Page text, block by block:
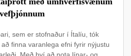
vefþjónnum
sem er stofnaður í Ítalíu, tók
finna varanlega efni fyrir nýjustu
Með því að nota línar- og